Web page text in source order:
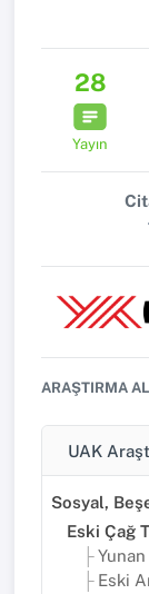
28
Yayın
ARAŞTIRMA
UAK
Sosyal,
Eski Çağ
Eski